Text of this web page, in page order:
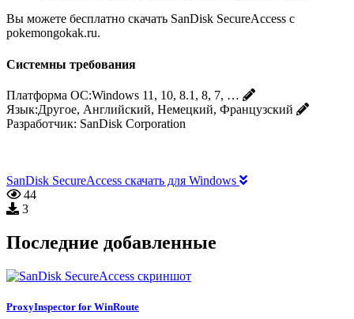
Вы можете бесплатно скачать SanDisk SecureAccess с
pokemongokak.ru.
Системны требования
Платформа ОС:Windows 11, 10, 8.1, 8, 7, …
Язык:Другое, Английский, Немецкий, Французский
Разработчик: SanDisk Corporation
SanDisk SecureAccess скачать для Windows
44
3
Последние добавленные
ProxyInspector for WinRoute